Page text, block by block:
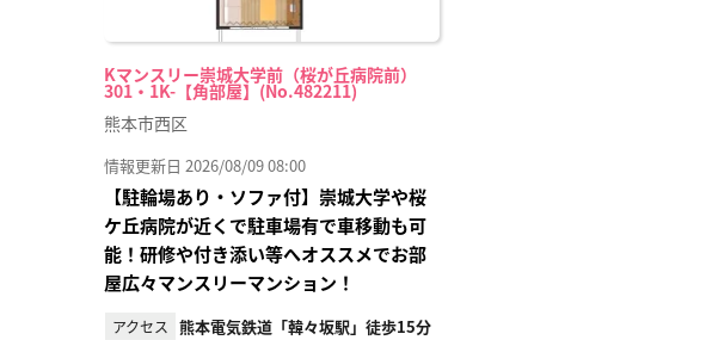
Kマンスリー崇城大学前（桜が丘病院前）
301・1K-【角部屋】(No.482211)
熊本市西区
情報更新日 2026/08/09 08:00
【駐輪場あり・ソファ付】崇城大学や桜
ケ丘病院が近くで駐車場有で車移動も可
能！研修や付き添い等へオススメでお部
屋広々マンスリーマンション！
アクセス 熊本電気鉄道「韓々坂駅」徒歩15分